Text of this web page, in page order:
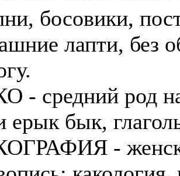
босовики,
лапти, без
- средний род
ерык бык,
-